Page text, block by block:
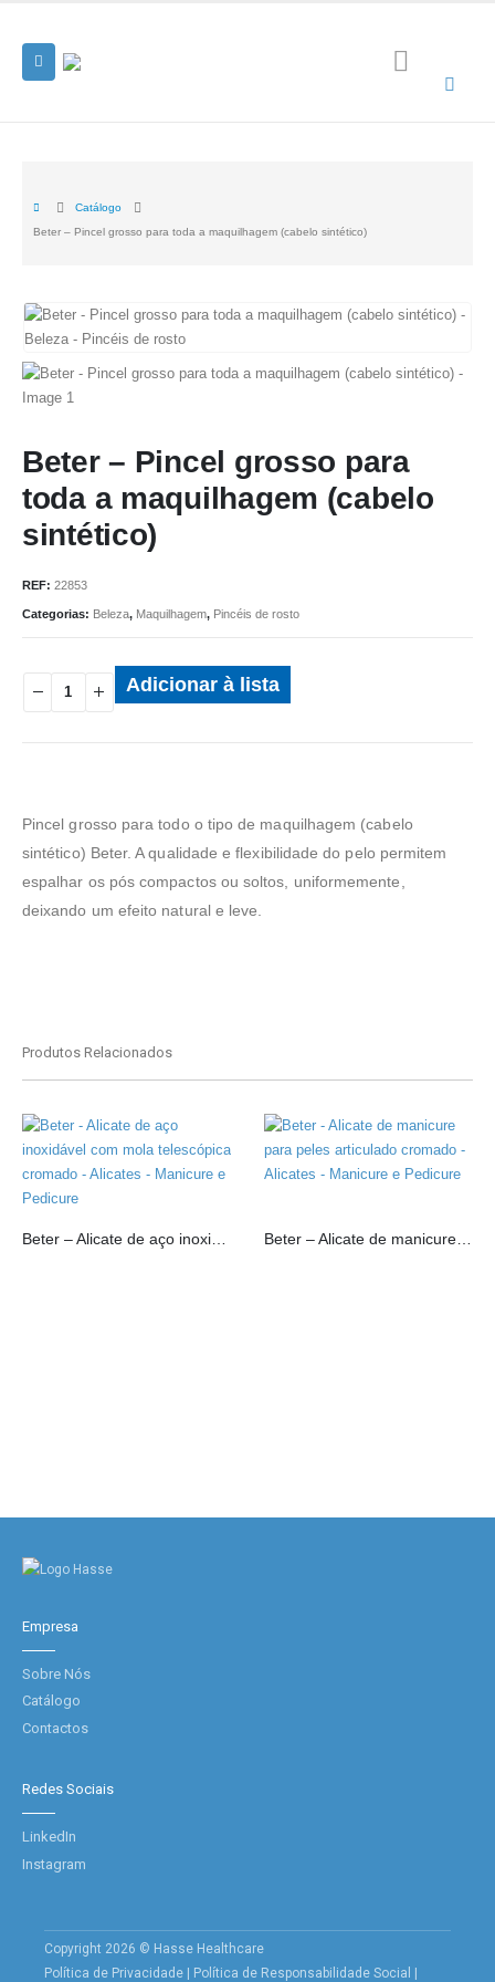
Catálogo
Beter – Pincel grosso para toda a maquilhagem (cabelo sintético)
Beter – Pincel grosso para
toda a maquilhagem (cabelo
sintético)
REF: 22853
Categorias: Beleza, Maquilhagem, Pincéis de rosto
Adicionar à lista
Pincel grosso para todo o tipo de maquilhagem (cabelo
sintético) Beter. A qualidade e flexibilidade do pelo permitem
espalhar os pós compactos ou soltos, uniformemente,
deixando um efeito natural e leve.
Produtos Relacionados
Beter – Alicate de aço inoxidável com mola telescópica cromado Beter – Alicate de manicure para peles articulado cromado
Empresa
Sobre Nós
Catálogo
Contactos
Redes Sociais
LinkedIn
Instagram
Copyright 2026 © Hasse Healthcare
Política de Privacidade
Política de Responsabilidade Social